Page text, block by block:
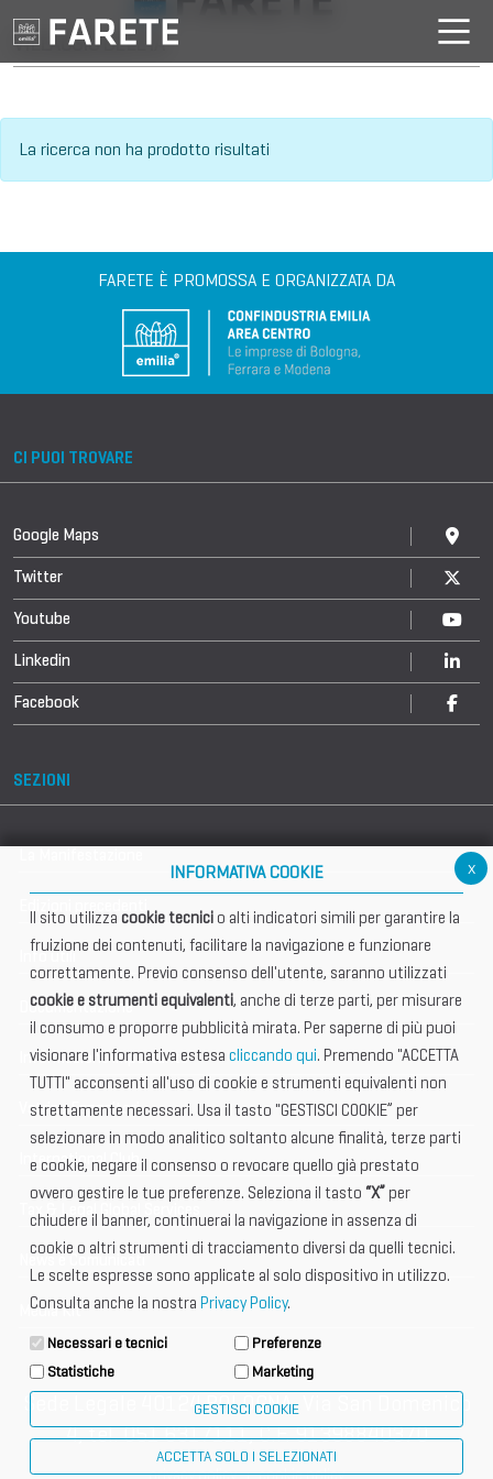
VILLAGGIO DELL'IA
La ricerca non ha prodotto risultati
FARETE È PROMOSSA E ORGANIZZATA DA
CI PUOI TROVARE
Google Maps
Twitter
Youtube
Linkedin
Facebook
SEZIONI
Info utili
Documentazione
Informazione importante
Vetrina Espositori
International Club
Tax & Legal Global Services
News e Comunicati
Media Kit
Sede Legale 40124 BOLOGNA, Via San Domenico
4, tel. 051 6317111, C.F. 91398840370
privacy policy cookie policy
x
INFORMATIVA COOKIE
Il sito utilizza cookie tecnicio alti indicatori simili per garantire la
fruizione dei contenuti, facilitare la navigazione e funzionare
correttamente. Previo consenso dell'utente, saranno utilizzati
cookie e strumenti equivalenti, anche di terze parti, per misurare
il consumo e proporre pubblicità mirata. Per saperne di più puoi
visionare l'informativa estesa cliccando qui. Premendo "ACCETTA
TUTTI" acconsenti all'uso di cookie e strumenti equivalenti non
strettamente necessari. Usa il tasto "GESTISCI COOKIE” per
selezionare in modo analitico soltanto alcune finalità, terze parti
e cookie, negare il consenso o revocare quello già prestato
ovvero gestire le tue preferenze. Seleziona il tasto “X” per
chiudere il banner, continuerai la navigazione in assenza di
cookie o altri strumenti di tracciamento diversi da quelli tecnici.
Le scelte espresse sono applicate al solo dispositivo in utilizzo.
Consulta anche la nostra Privacy Policy.
Necessari e tecnici
Preferenze
Statistiche
Marketing
GESTISCI COOKIE
ACCETTA SOLO I SELEZIONATI